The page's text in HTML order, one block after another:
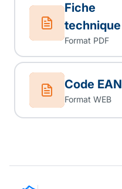
Fiche
technique
Format PDF
Code EAN
Format WEB